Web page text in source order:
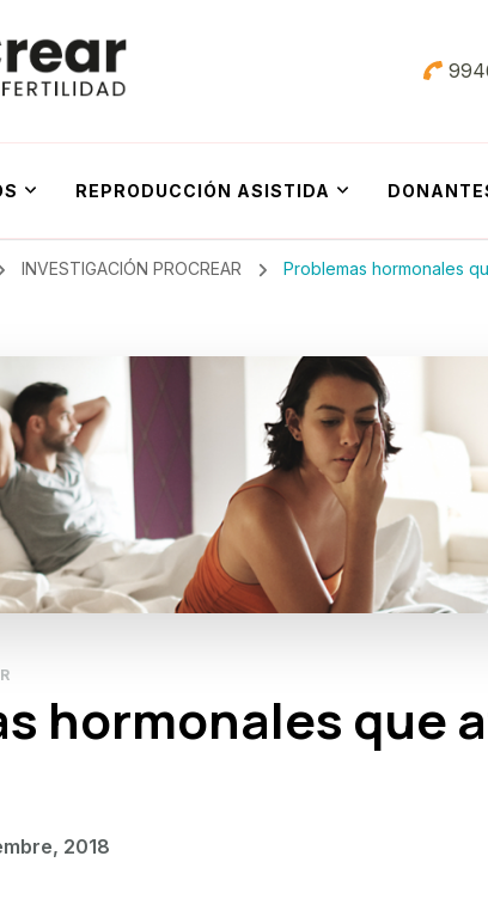
REPRODUCCIÓN ASISTIDA
INVESTIGACIÓN PROCREAR Problemas hormonales
hormonales que
2018